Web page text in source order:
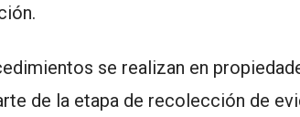
se realizan en
de la etapa de recolección de